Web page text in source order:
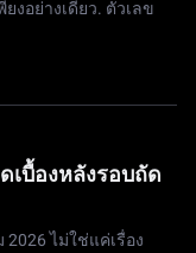
งอย่างเดียว. ตัวเลข
เบื้องหลังรอบถัด
ไม่ใช่แค่เรื่อง